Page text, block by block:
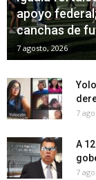
apoyo
canchas de
7 agosto, 2026
7
A
7